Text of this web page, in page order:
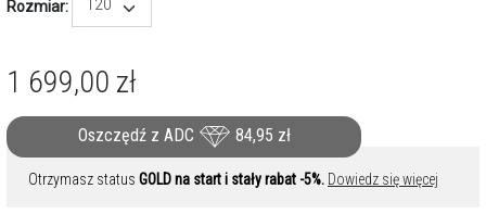
Rozmiar: 120
1 699,00 zł
Oszczędź z ADC 84,95 zł
Otrzymasz status GOLD na start i stały rabat -5%. Dowiedz się więcej